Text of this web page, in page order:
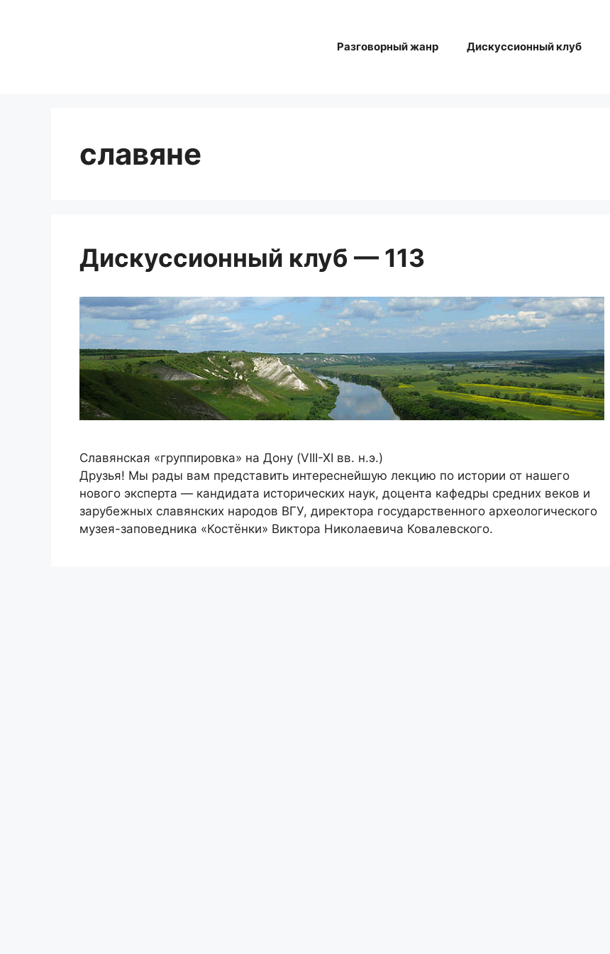
Разговорный жанр Дискуссионный клуб
славяне
Дискуссионный клуб — 113
Славянская «группировка» на Дону (VIII-XI вв. н.э.)
Друзья! Мы рады вам представить интереснейшую лекцию по истории от нашего
нового эксперта — кандидата исторических наук, доцента кафедры средних веков и
зарубежных славянских народов ВГУ, директора государственного археологического
музея-заповедника «Костёнки» Виктора Николаевича Ковалевского.